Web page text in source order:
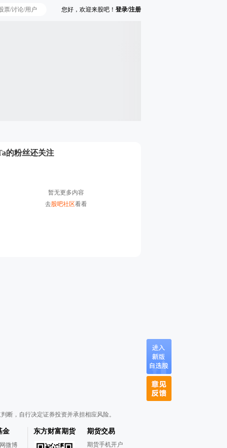
您好，欢迎来股吧！ 登录/注册
的粉丝还关注
暂无更多内容
去股吧社区看看
断，自行决定证券投资并承担相应风险。
金
微博
东方财富期货 期货交易
期货手机开户